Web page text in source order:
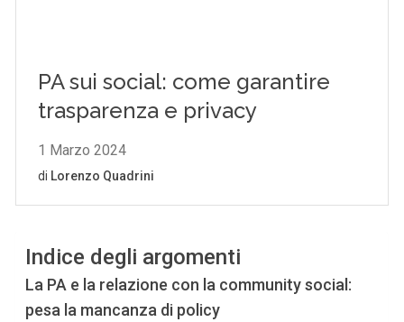
Indice degli argomenti
La PA e la relazione con la community social:
pesa la mancanza di policy